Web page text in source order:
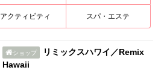
アクティビティ スパ・エステ
ショップ
リミックスハワイ／Remix
Hawaii